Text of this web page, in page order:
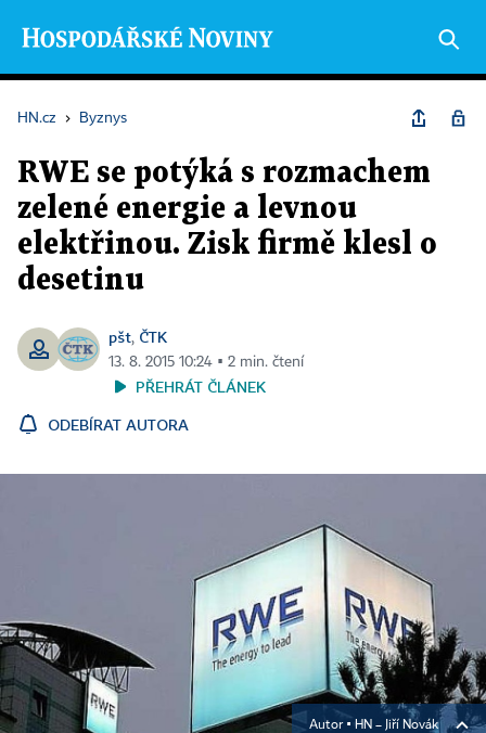
HN.cz › Byznys
RWE se potýká s rozmachem
zelené energie a levnou
elektřinou. Zisk firmě klesl o
desetinu
pšt, ČTK
13. 8. 2015 10:24 ▪ 2 min. čtení
PŘEHRÁT ČLÁNEK
ODEBÍRAT AUTORA
Autor ▪ HN – Jiří Novák